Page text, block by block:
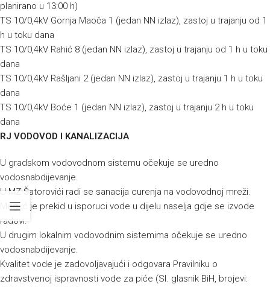
planirano u 13:00 h)
TS 10/0,4kV Gornja Maoča 1 (jedan NN izlaz), zastoj u trajanju od 1
h u toku dana
TS 10/0,4kV Rahić 8 (jedan NN izlaz), zastoj u trajanju od 1 h u toku
dana
TS 10/0,4kV Rašljani 2 (jedan NN izlaz), zastoj u trajanju 1 h u toku
dana
TS 10/0,4kV Boće 1 (jedan NN izlaz), zastoj u trajanju 2 h u toku
dana
RJ VODOVOD I KANALIZACIJA
U gradskom vodovodnom sistemu očekuje se uredno
vodosnabdijevanje.
U MZ Šatorovići radi se sanacija curenja na vodovodnoj mreži.
Moguć je prekid u isporuci vode u dijelu naselja gdje se izvode
radovi.
U drugim lokalnim vodovodnim sistemima očekuje se uredno
vodosnabdijevanje.
Kvalitet vode je zadovoljavajući i odgovara Pravilniku o
zdravstvenoj ispravnosti vode za piće (Sl. glasnik BiH, brojevi: